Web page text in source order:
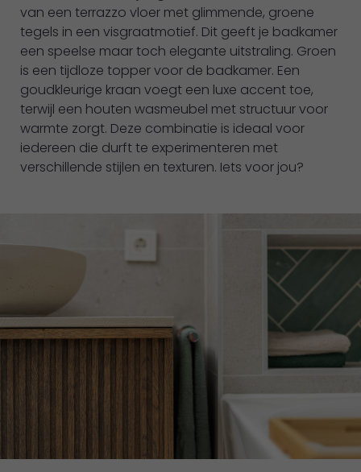
van een terrazzo vloer met glimmende, groene
tegels in een visgraatmotief. Dit geeft je badkamer
een speelse maar toch elegante uitstraling. Groen
is een tijdloze topper voor de badkamer. Een
goudkleurige kraan voegt een luxe accent toe,
terwijl een houten wasmeubel met structuur voor
warmte zorgt. Deze combinatie is ideaal voor
iedereen die durft te experimenteren met
verschillende stijlen en texturen. Iets voor jou?